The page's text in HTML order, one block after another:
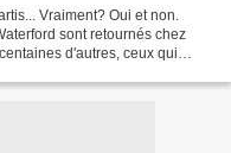
Vraiment? Oui et non.
sont retournés chez
d'autres, ceux qui